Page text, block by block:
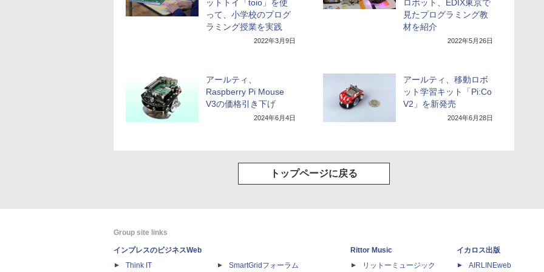
ットトイ「toio」を使
って、小学校のプログ
ラミング授業を実践
2022年3月9日
ロボット、EDIX東京で
見たプログラミング教
材を紹介
2022年5月26日
アールティ、
Raspberry Pi Mouse
V3の価格引き下げ
2024年6月4日
アールティ、移動ロボ
ット学習キット「Pi:Co
V2」を新発売
2024年6月28日
トップページに戻る
Group site links
インプレスのビジネスWeb
Think IT
SmartGridフォーラム
Rittor Music
リットーミュージック
イカロス出版
AIRLINEweb